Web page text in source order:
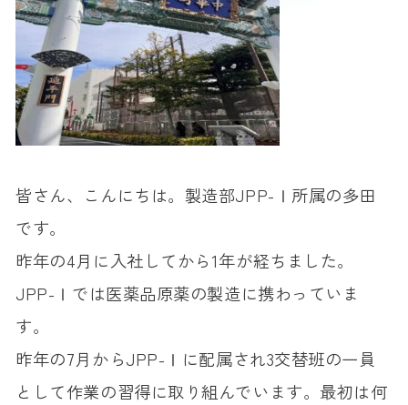
皆さん、こんにちは。製造部JPP-Ⅰ所属の多田
です。
昨年の4月に入社してから1年が経ちました。
JPP-Ⅰでは医薬品原薬の製造に携わっていま
す。
昨年の7月からJPP-Ⅰに配属され3交替班の一員
として作業の習得に取り組んでいます。最初は何